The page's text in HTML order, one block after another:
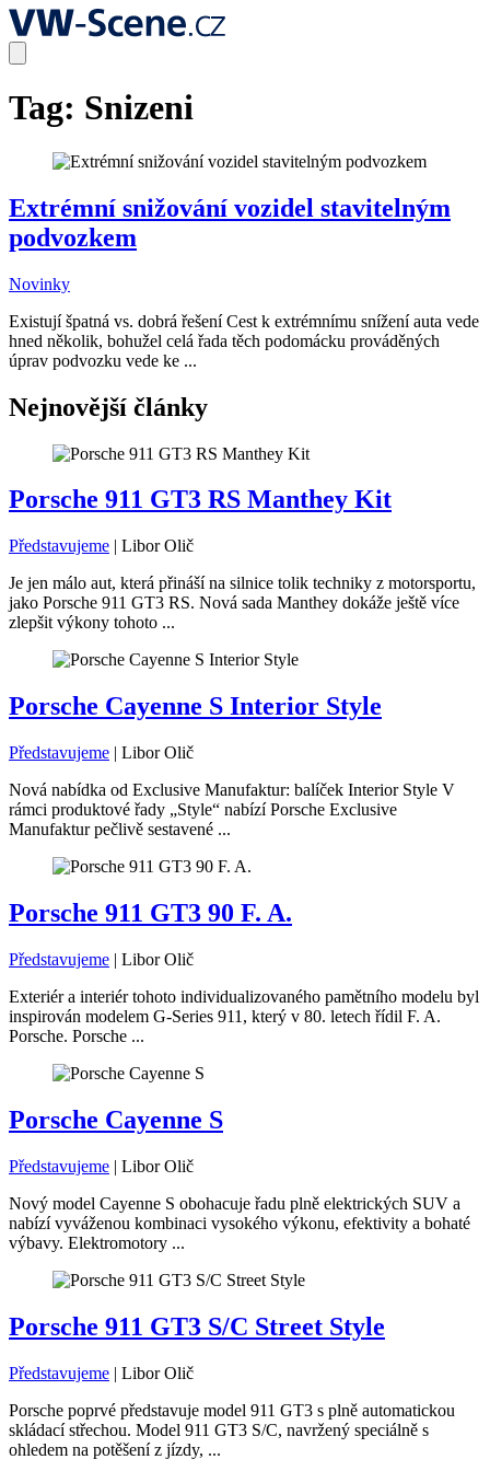
Tag: Snizeni
Extrémní snižování vozidel stavitelným
podvozkem
Novinky
Existují špatná vs. dobrá řešení Cest k extrémnímu snížení auta vede
hned několik, bohužel celá řada těch podomácku prováděných
úprav podvozku vede ke ...
Nejnovější články
Porsche 911 GT3 RS Manthey Kit
Představujeme | Libor Olič
Je jen málo aut, která přináší na silnice tolik techniky z motorsportu,
jako Porsche 911 GT3 RS. Nová sada Manthey dokáže ještě více
zlepšit výkony tohoto ...
Porsche Cayenne S Interior Style
Představujeme | Libor Olič
Nová nabídka od Exclusive Manufaktur: balíček Interior Style V
rámci produktové řady „Style“ nabízí Porsche Exclusive
Manufaktur pečlivě sestavené ...
Porsche 911 GT3 90 F. A.
Představujeme | Libor Olič
Exteriér a interiér tohoto individualizovaného pamětního modelu byl
inspirován modelem G-Series 911, který v 80. letech řídil F. A.
Porsche. Porsche ...
Porsche Cayenne S
Představujeme | Libor Olič
Nový model Cayenne S obohacuje řadu plně elektrických SUV a
nabízí vyváženou kombinaci vysokého výkonu, efektivity a bohaté
výbavy. Elektromotory ...
Porsche 911 GT3 S/C Street Style
Představujeme | Libor Olič
Porsche poprvé představuje model 911 GT3 s plně automatickou
skládací střechou. Model 911 GT3 S/C, navržený speciálně s
ohledem na potěšení z jízdy, ...